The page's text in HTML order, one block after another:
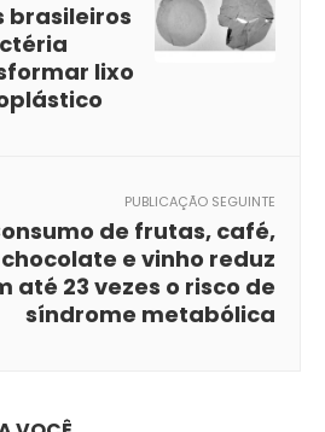
brasileiros
lixo
PUBLICAÇÃO SEGUINTE
de frutas, café,
chocolate e vinho reduz
até 23 vezes o risco de
síndrome metabólica